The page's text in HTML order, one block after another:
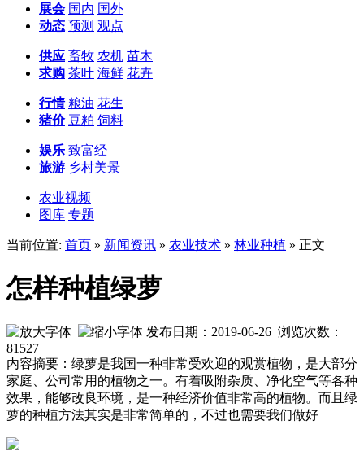
展会 国内 国外
动态 预测 观点
供应 畜牧 农机 苗木
求购 茶叶 海鲜 花卉
行情 粮油 花生
猪价 豆粕 饲料
娱乐 致富经
旅游 乡村美景
农业视频
图库 专题
当前位置: 首页 » 新闻资讯 » 农业技术 » 林业种植 » 正文
怎样种植绿萝
发布日期：2019-06-26 浏览次数：
81527
内容摘要：绿萝是我国一种非常受欢迎的观赏植物，是大部分
家庭、公司常用的植物之一。有着吸附杂质、净化空气等各种
效果，能够改良环境，是一种经济价值非常高的植物。而且绿
萝的种植方法其实是非常简单的，不过也需要我们做好